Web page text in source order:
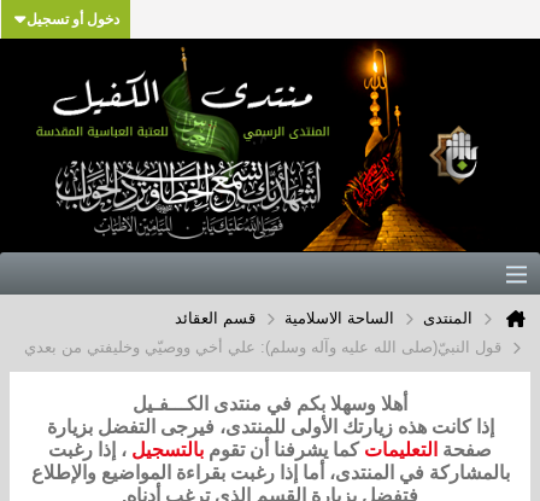
دخول أو تسجيل
المنتدى الساحة الاسلامية
قسم العقائد
قول النبيّ(صلى الله عليه وآله وسلم): علي أخي ووصيّي وخليفتي من بعدي
أهلا وسهلا بكم في منتدى الكـــفـيل
إذا كانت هذه زيارتك الأولى للمنتدى، فيرجى التفضل بزيارة
صفحة التعليمات كما يشرفنا أن تقوم بالتسجيل ، إذا رغبت
بالمشاركة في المنتدى، أما إذا رغبت بقراءة المواضيع والإطلاع
فتفضل بزيارة القسم الذي ترغب أدناه.